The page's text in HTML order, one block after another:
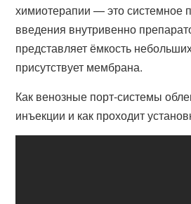
химиотерапии — это системное
введения внутривенно
представляет ёмкость
присутствует мембрана.
Как венозные порт-системы
инъекции и как проходит